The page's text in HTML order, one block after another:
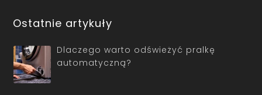
Ostatnie artykuły
Dlaczego warto odświeżyć pralkę
automatyczną?